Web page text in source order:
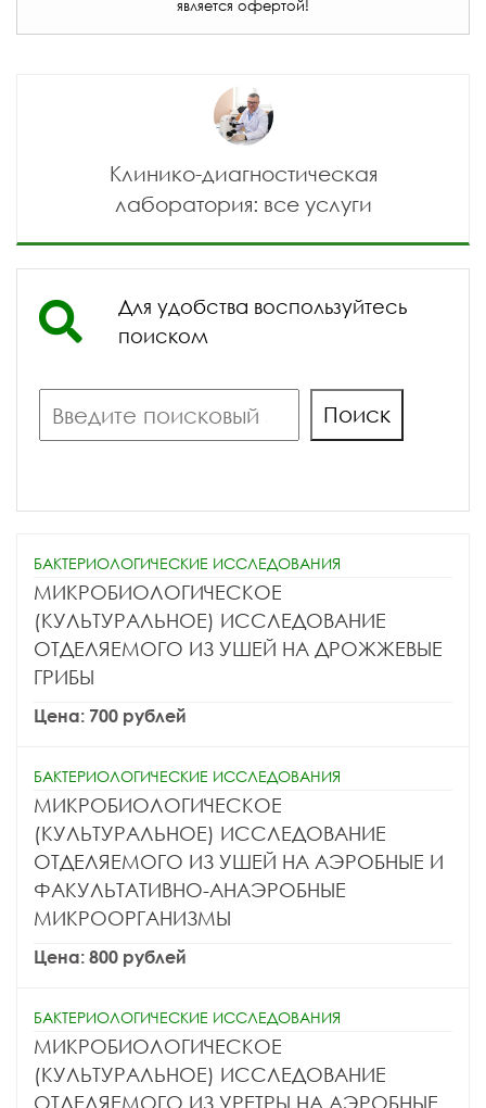
является офертой!
Клинико-диагностическая
лаборатория: все услуги
Для удобства воспользуйтесь
поиском
Поиск
БАКТЕРИОЛОГИЧЕСКИЕ ИССЛЕДОВАНИЯ
МИКРОБИОЛОГИЧЕСКОЕ
(КУЛЬТУРАЛЬНОЕ) ИССЛЕДОВАНИЕ
ОТДЕЛЯЕМОГО ИЗ УШЕЙ НА ДРОЖЖЕВЫЕ
ГРИБЫ
Цена: 700 рублей
БАКТЕРИОЛОГИЧЕСКИЕ ИССЛЕДОВАНИЯ
МИКРОБИОЛОГИЧЕСКОЕ
(КУЛЬТУРАЛЬНОЕ) ИССЛЕДОВАНИЕ
ОТДЕЛЯЕМОГО ИЗ УШЕЙ НА АЭРОБНЫЕ И
ФАКУЛЬТАТИВНО-АНАЭРОБНЫЕ
МИКРООРГАНИЗМЫ
Цена: 800 рублей
БАКТЕРИОЛОГИЧЕСКИЕ ИССЛЕДОВАНИЯ
МИКРОБИОЛОГИЧЕСКОЕ
(КУЛЬТУРАЛЬНОЕ) ИССЛЕДОВАНИЕ
ОТДЕЛЯЕМОГО ИЗ УРЕТРЫ НА АЭРОБНЫЕ